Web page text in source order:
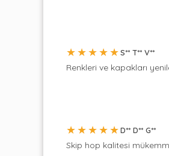
★★★★★S** T** V**
Renkleri ve kapakları
★★★★★D** D** G**
Skip hop kalitesi